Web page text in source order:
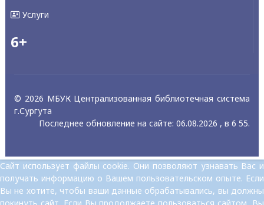
Услуги
6+
© 2026 МБУК Централизованная библиотечная система
г.Сургута
Последнее обновление на сайте: 06.08.2026 , в 6 55.
Сайт использует файлы cookie. Они позволяют узнавать Вас и
получать информацию о Вашем пользовательском опыте. Если
Вы не хотите, чтобы ваши данные обрабатывались, вы должны